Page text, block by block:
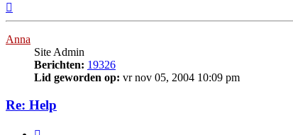
Anna
Site Admin
Berichten: 19326
Lid geworden op: vr nov 05, 2004 10:09 pm
Re: Help